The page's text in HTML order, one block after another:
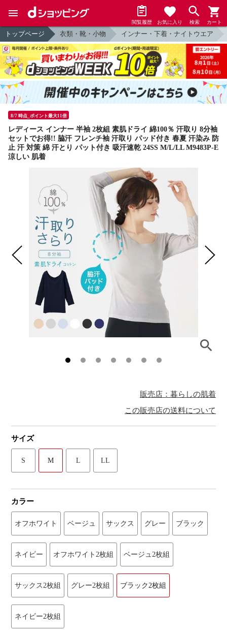
閲覧履歴 お気に入り 検索 カート
トップページ 衣類・靴・小物 インナー・下着・ナイトウエア
8/7 時点_ポイント最大11倍
レディース インナー 半袖 2枚組 素肌ドライ 綿100％ 汗取り 8分袖
セットでお得!! 脇汗 フレンチ袖 汗取り パッド付き 春夏 汗染み 防
止 汗 対策 綿 汗とり パット付き 吸汗速乾 24SS M/L/LL M9483P-E
涼しい 肌着
販売店：暮らしの肌着
この販売店の送料について
サイズ
S M L LL
カラー
オフホワイト ベージュ サックス グレー ブラック
ネイビー オフホワイト2枚組 ベージュ2枚組
サックス2枚組 グレー2枚組 ブラック2枚組
ネイビー2枚組